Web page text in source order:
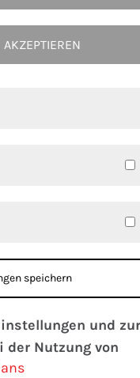
Beheizung von
speichern
und zur
der Nutzung von